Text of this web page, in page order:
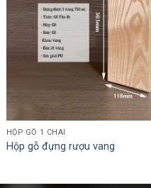
HỘP GỖ 1 CHAI
Hộp gỗ đựng rượu vang